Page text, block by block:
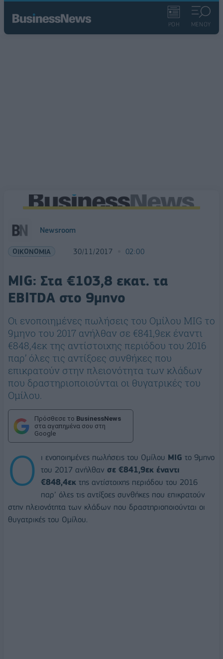
ΡΟΗ ΜΕΝΟΥ
Newsroom
ΟΙΚΟΝΟΜΙΑ 30/11/2017 02:00
MIG: Στα €103,8 εκατ. τα
EBITDA στο 9μηνο
Οι ενοποιημένες πωλήσεις του Ομίλου MIG το
9μηνο του 2017 ανήλθαν σε €841,9εκ έναντι
€848,4εκ της αντίστοιχης περιόδου του 2016
παρ’ όλες τις αντίξοες συνθήκες που
επικρατούν στην πλειονότητα των κλάδων
που δραστηριοποιούνται οι θυγατρικές του
Ομίλου.
Πρόσθεσε το BusinessNews
στα αγαπημένα σου στη
Google
Ο ι ενοποιημένες πωλήσεις του Ομίλου MIG το 9μηνο
του 2017 ανήλθαν σε €841,9εκ έναντι
€848,4εκ της αντίστοιχης περιόδου του 2016
παρ’ όλες τις αντίξοες συνθήκες που επικρατούν
στην πλειονότητα των κλάδων που δραστηριοποιούνται οι
θυγατρικές του Ομίλου.